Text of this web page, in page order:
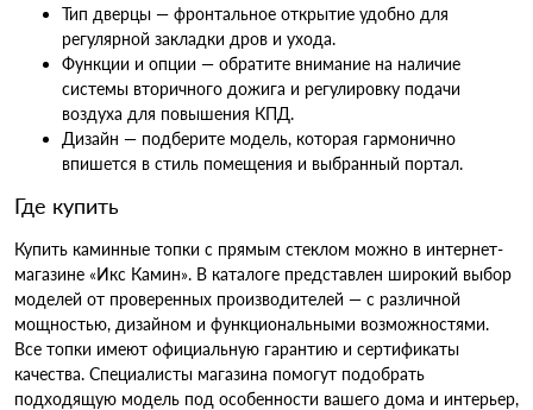
Тип дверцы — фронтальное открытие удобно для
регулярной закладки дров и ухода.
Функции и опции — обратите внимание на наличие
системы вторичного дожига и регулировку подачи
воздуха для повышения КПД.
Дизайн — подберите модель, которая гармонично
впишется в стиль помещения и выбранный портал.
Где купить
Купить каминные топки с прямым стеклом можно в интернет-
магазине «Икс Камин». В каталоге представлен широкий выбор
моделей от проверенных производителей — с различной
мощностью, дизайном и функциональными возможностями.
Все топки имеют официальную гарантию и сертификаты
качества. Специалисты магазина помогут подобрать
подходящую модель под особенности вашего дома и интерьер,